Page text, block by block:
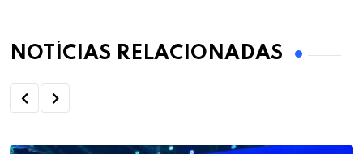
NOTÍCIAS RELACIONADAS